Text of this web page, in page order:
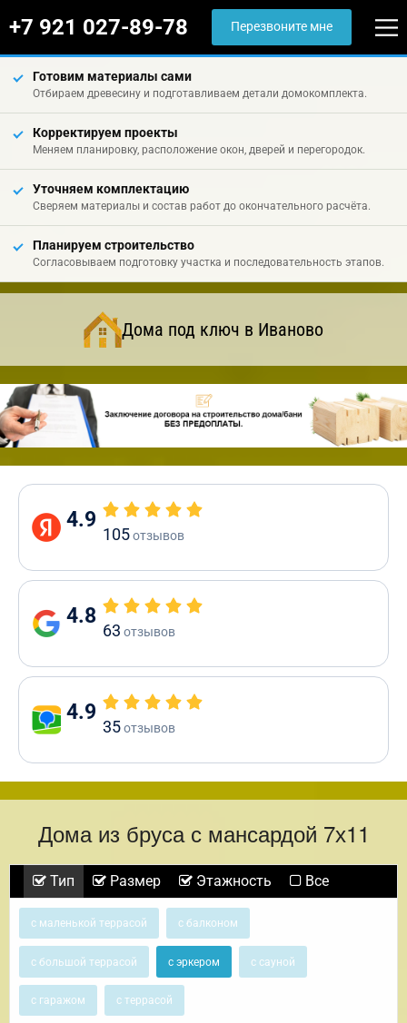
+7 921 027-89-78 Перезвоните мне
Готовим материалы сами
Отбираем древесину и подготавливаем детали домокомплекта.
Корректируем проекты
Меняем планировку, расположение окон, дверей и перегородок.
Уточняем комплектацию
Сверяем материалы и состав работ до окончательного расчёта.
Планируем строительство
Согласовываем подготовку участка и последовательность этапов.
Дома под ключ в Иваново
4.9
105отзывов
4.8
63 отзывов
4.9
35отзывов
Дома из бруса с мансардой 7х11
Тип Размер Этажность Все
с маленькой террасой с балконом
с большой террасой с эркером с сауной
с гаражом с террасой